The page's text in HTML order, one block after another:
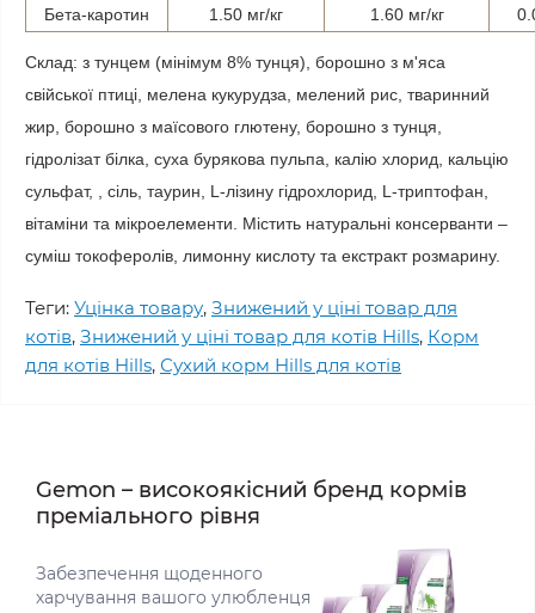
Бета-каротин 1.50 мг/кг 1.60 мг/кг
Склад: з тунцем (мінімум 8% тунця), борошно з м'яса
свійської птиці, мелена кукурудза, мелений рис, тваринний
жир, борошно з маїсового глютену, борошно з тунця,
гідролізат білка, суха бурякова пульпа, калію хлорид, кальцію
сульфат, , сіль, таурин, L-лізину гідрохлорид, L-триптофан,
вітаміни та мікроелементи. Містить натуральні консерванти –
суміш токоферолів, лимонну кислоту та екстракт розмарину.
Теги: Уцінка товару, Знижений у ціні товар для
котів, Знижений у ціні товар для котів Hills, Корм
для котів Hills, Сухий корм Hills для котів
Gemon – високоякісний бренд кормів
преміального рівня
Забезпечення щоденного
харчування вашого улюбленця